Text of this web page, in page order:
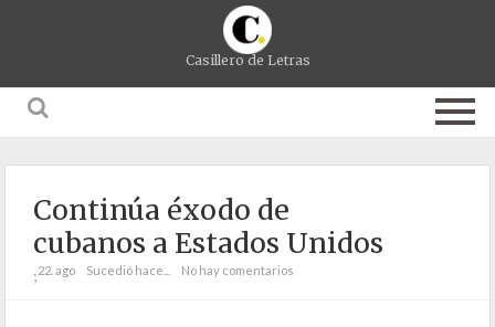
Casillero de Letras
Continúa éxodo de
cubanos a Estados Unidos
;22. ago Sucedió hace... No hay comentarios